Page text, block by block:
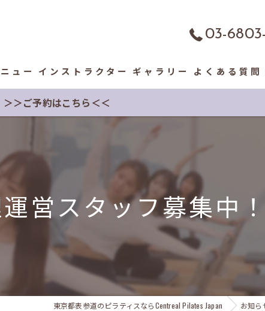
03-
ュー インストラクター ギャラリー よくある質問
＞＞ご予約はこちら＜＜
営スタッフ募集中！
東京都表参道のピラティスならCentreal Pilates Japan お知ら